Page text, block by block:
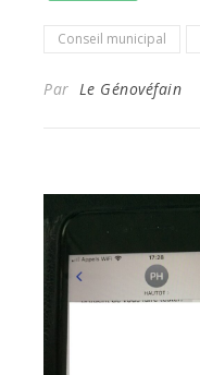
Conseil municipal
Par Le Génovéfain